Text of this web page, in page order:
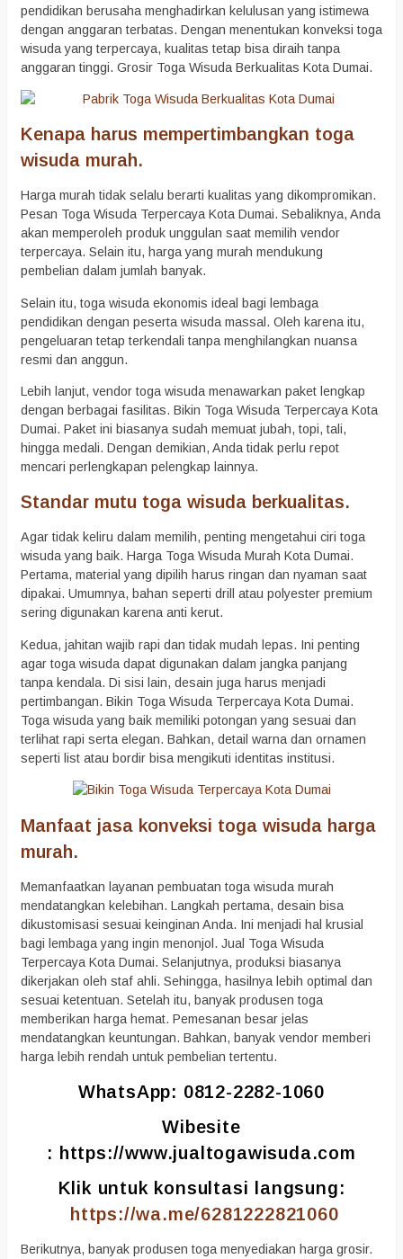
pendidikan berusaha menghadirkan kelulusan yang istimewa
dengan anggaran terbatas. Dengan menentukan konveksi toga
wisuda yang terpercaya, kualitas tetap bisa diraih tanpa
anggaran tinggi. Grosir Toga Wisuda Berkualitas Kota Dumai.
Kenapa harus mempertimbangkan toga
wisuda murah.
Harga murah tidak selalu berarti kualitas yang dikompromikan.
Pesan Toga Wisuda Terpercaya Kota Dumai. Sebaliknya, Anda
akan memperoleh produk unggulan saat memilih vendor
terpercaya. Selain itu, harga yang murah mendukung
pembelian dalam jumlah banyak.
Selain itu, toga wisuda ekonomis ideal bagi lembaga
pendidikan dengan peserta wisuda massal. Oleh karena itu,
pengeluaran tetap terkendali tanpa menghilangkan nuansa
resmi dan anggun.
Lebih lanjut, vendor toga wisuda menawarkan paket lengkap
dengan berbagai fasilitas. Bikin Toga Wisuda Terpercaya Kota
Dumai. Paket ini biasanya sudah memuat jubah, topi, tali,
hingga medali. Dengan demikian, Anda tidak perlu repot
mencari perlengkapan pelengkap lainnya.
Standar mutu toga wisuda berkualitas.
Agar tidak keliru dalam memilih, penting mengetahui ciri toga
wisuda yang baik. Harga Toga Wisuda Murah Kota Dumai.
Pertama, material yang dipilih harus ringan dan nyaman saat
dipakai. Umumnya, bahan seperti drill atau polyester premium
sering digunakan karena anti kerut.
Kedua, jahitan wajib rapi dan tidak mudah lepas. Ini penting
agar toga wisuda dapat digunakan dalam jangka panjang
tanpa kendala. Di sisi lain, desain juga harus menjadi
pertimbangan. Bikin Toga Wisuda Terpercaya Kota Dumai.
Toga wisuda yang baik memiliki potongan yang sesuai dan
terlihat rapi serta elegan. Bahkan, detail warna dan ornamen
seperti list atau bordir bisa mengikuti identitas institusi.
Manfaat jasa konveksi toga wisuda harga
murah.
Memanfaatkan layanan pembuatan toga wisuda murah
mendatangkan kelebihan. Langkah pertama, desain bisa
dikustomisasi sesuai keinginan Anda. Ini menjadi hal krusial
bagi lembaga yang ingin menonjol. Jual Toga Wisuda
Terpercaya Kota Dumai. Selanjutnya, produksi biasanya
dikerjakan oleh staf ahli. Sehingga, hasilnya lebih optimal dan
sesuai ketentuan. Setelah itu, banyak produsen toga
memberikan harga hemat. Pemesanan besar jelas
mendatangkan keuntungan. Bahkan, banyak vendor memberi
harga lebih rendah untuk pembelian tertentu.
WhatsApp: 0812-2282-1060
Wibesite
: https://www.jualtogawisuda.com
Klik untuk konsultasi langsung:
https://wa.me/6281222821060
Berikutnya, banyak produsen toga menyediakan harga grosir.